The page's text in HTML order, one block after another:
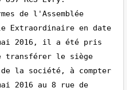
de l'Assemblée
Extraordinaire en date
2016, il a été pris
transférer le siège
la société, à compter
2016 au 8 rue de